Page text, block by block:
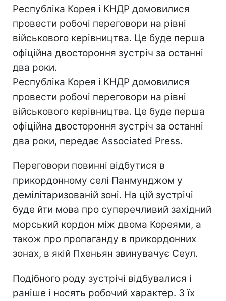
Республіка Корея і КНДР домовилися
провести робочі переговори на рівні
військового керівництва. Це буде перша
офіційна двостороння зустріч за останні
два роки.
Республіка Корея і КНДР домовилися
провести робочі переговори на рівні
військового керівництва. Це буде перша
офіційна двостороння зустріч за останні
два роки, передає Associated Press.
Переговори повинні відбутися в
прикордонному селі Панмунджом у
демілітаризованій зоні. На цій зустрічі
буде йти мова про суперечливий західний
морський кордон між двома Кореями, а
також про пропаганду в прикордонних
зонах, в якій Пхеньян звинувачує Сеул.
Подібного роду зустрічі відбувалися і
раніше і носять робочий характер. З їх